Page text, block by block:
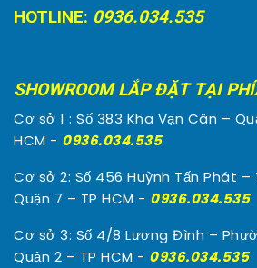
HOTLINE: 0936.034.535
SHOWROOM LẮP ĐẶT TẠI
Cơ sở 1 : Số 383 Kha Vạn Cân –
HCM - 0936.034.535
Cơ sở 2: Số 456 Huỳnh Tấn Phát
Quận 7 – TP HCM - 0936.034.535
Cơ sở 3: Số 4/8 Lương Đình –
Quận 2 – TP HCM - 0936.034.535